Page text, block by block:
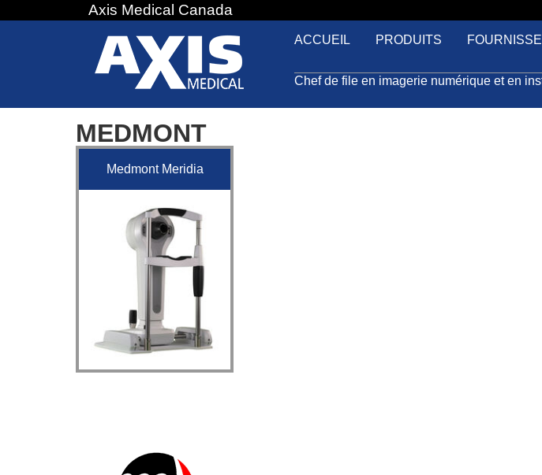
to
Axis Medical Canada
ACCUEIL PRODUITS
Chef de file en imagerie numérique et en
MEDMONT
Medmont Meridia